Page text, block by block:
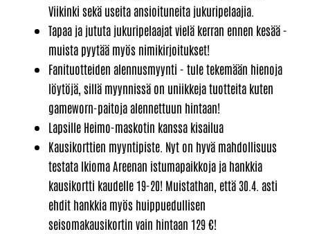
Viikinki sekä useita ansioituneita jukuripelaajia.
Tapaa ja jututa jukuripelaajat vielä kerran ennen kesää -
muista pyytää myös nimikirjoitukset!
Fanituotteiden alennusmyynti - tule tekemään hienoja
löytöjä, sillä myynnissä on uniikkeja tuotteita kuten
gameworn-paitoja alennettuun hintaan!
Lapsille Heimo-maskotin kanssa kisailua
Kausikorttien myyntipiste. Nyt on hyvä mahdollisuus
testata Ikioma Areenan istumapaikkoja ja hankkia
kausikortti kaudelle 19-20! Muistathan, että 30.4. asti
ehdit hankkia myös huippuedullisen
seisomakausikortin vain hintaan 129 €!